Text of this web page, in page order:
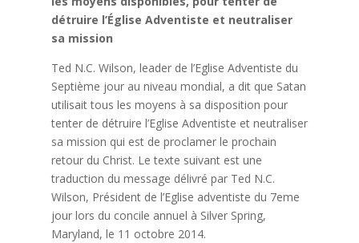
détruire l’Église Adventiste et neutraliser
sa mission
Ted N.C. Wilson, leader de l’Eglise Adventiste du
Septième jour au niveau mondial, a dit que Satan
utilisait tous les moyens à sa disposition pour
tenter de détruire l’Eglise Adventiste et neutraliser
sa mission qui est de proclamer le prochain
retour du Christ. Le texte suivant est une
traduction du message délivré par Ted N.C.
Wilson, Président de l’Eglise adventiste du 7eme
jour lors du concile annuel à Silver Spring,
Maryland, le 11 octobre 2014.